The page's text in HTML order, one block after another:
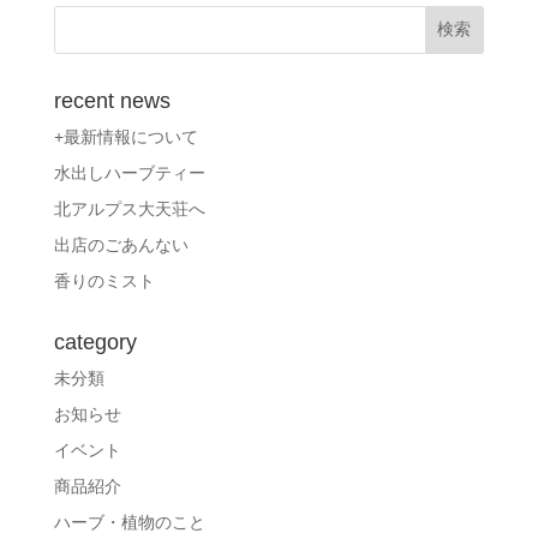
recent news
+最新情報について
水出しハーブティー
北アルプス大天荘へ
出店のごあんない
香りのミスト
category
未分類
お知らせ
イベント
商品紹介
ハーブ・植物のこと